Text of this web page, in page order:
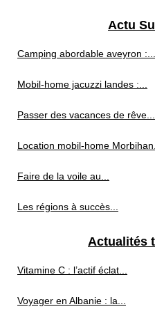
Actu
Camping abordable aveyron :...
Mobil-home jacuzzi landes :...
Passer des vacances de rêve...
Location mobil-home
Faire de la voile au...
Les régions à succès...
Actualités
Vitamine C : l’actif éclat...
Voyager en Albanie : la...